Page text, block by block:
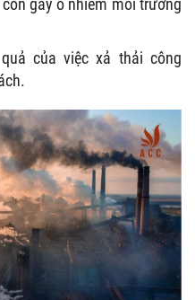
gây ô nhiễm môi trường
của việc xả thải công